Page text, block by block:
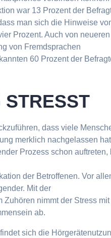
war 13 Prozent der
man sich die Hinweise
Prozent. Auch von
von Fremdsprachen
60 Prozent der
STRESST
dass viele
merklich nachgelassen
Prozess schon
der Betroffenen. Vor
Mit der
nimmt der Stress
ab.
sich die